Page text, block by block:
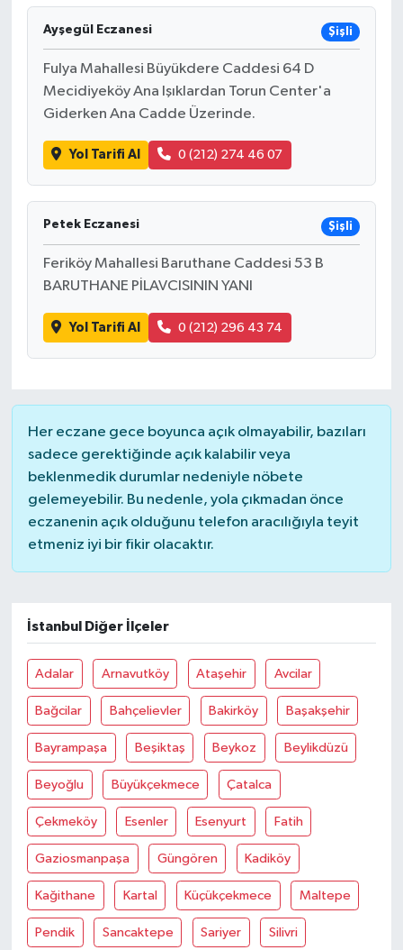
Ayşegül Eczanesi Şişli
Fulya Mahallesi Büyükdere Caddesi 64 D
Mecidiyeköy Ana Işıklardan Torun Center'a
Giderken Ana Cadde Üzerinde.
Yol Tarifi Al 0 (212) 274 46 07
Petek Eczanesi Şişli
Feriköy Mahallesi Baruthane Caddesi 53 B
BARUTHANE PİLAVCISININ YANI
Yol Tarifi Al 0 (212) 296 43 74
Her eczane gece boyunca açık olmayabilir, bazıları
sadece gerektiğinde açık kalabilir veya
beklenmedik durumlar nedeniyle nöbete
gelemeyebilir. Bu nedenle, yola çıkmadan önce
eczanenin açık olduğunu telefon aracılığıyla teyit
etmeniz iyi bir fikir olacaktır.
İstanbul Diğer İlçeler
Adalar Arnavutköy Ataşehir Avcilar
Bağcilar Bahçelievler Bakirköy Başakşehir
Bayrampaşa Beşiktaş Beykoz Beylikdüzü
Beyoğlu Büyükçekmece Çatalca
Çekmeköy Esenler Esenyurt Fatih
Gaziosmanpaşa Güngören Kadiköy
Kağithane Kartal Küçükçekmece Maltepe
Pendik Sancaktepe Sariyer Silivri